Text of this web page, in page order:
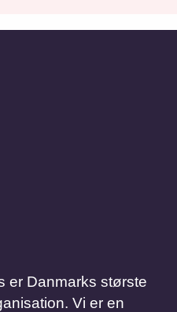
er Danmarks største
Vi er en